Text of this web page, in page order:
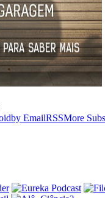
by EmailRSSMore